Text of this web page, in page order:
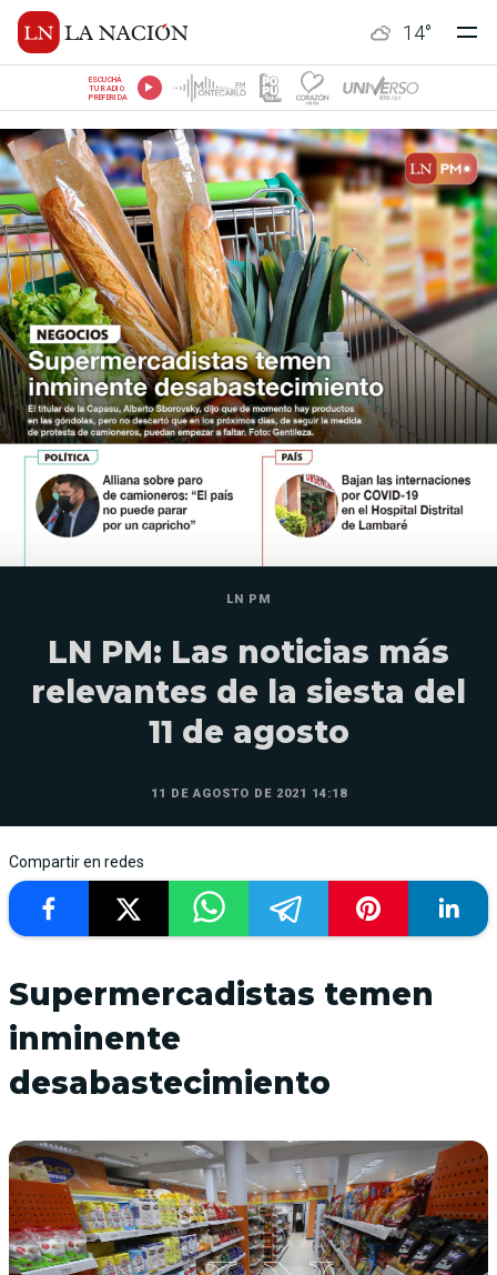
14°
ESCUCHÁ
TU RADIO
PREFERIDA
LN PM
LN PM: Las noticias más
relevantes de la siesta del
11 de agosto
11 DE AGOSTO DE 2021 14:18
Compartir en redes
Supermercadistas temen
inminente
desabastecimiento